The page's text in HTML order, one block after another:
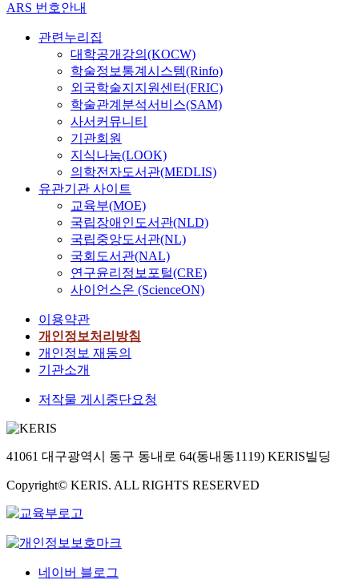
ARS 번호안내
관련누리집
대학공개강의(KOCW)
학술정보통계시스템(Rinfo)
외국학술지지원센터(FRIC)
학술관계분석서비스(SAM)
사서커뮤니티
기관회원
지식나눔(LOOK)
의학전자도서관(MEDLIS)
유관기관 사이트
교육부(MOE)
국립장애인도서관(NLD)
국립중앙도서관(NL)
국회도서관(NAL)
연구윤리정보포털(CRE)
사이언스온 (ScienceON)
이용약관
개인정보처리방침
개인정보 재동의
기관소개
저작물 게시중단요청
41061 대구광역시 동구 동내로 64(동내동1119) KERIS빌딩
Copyright© KERIS. ALL RIGHTS RESERVED
네이버 블로그